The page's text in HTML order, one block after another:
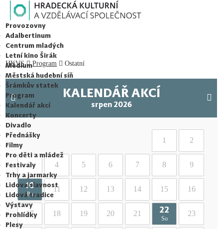
Provozovny
Adalbertinum
Centrum mladých
Letní kino Širák
Médium
Městská hudební síň
Šrámkův statek
Program
Kalendář akcí
Koncerty
Divadlo
Přednášky
Filmy
Pro děti a mládež
Festivaly
Trhy a jarmarky
Lidová slavnost
Lidová tradice
Výstavy
Prohlídky
Plesy
HKVS Program Ostatní
KALENDÁŘ AKCÍ
srpen 2026
1 2
3 4 5 6 7 8 9
10
Po
11 12 13 14 15 16
17 18 19 20 21 22
So
23